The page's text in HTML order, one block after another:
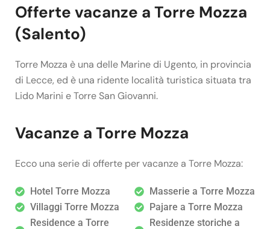
Offerte vacanze a Torre Mozza
(Salento)
Torre Mozza è una delle Marine di Ugento, in provincia
di Lecce, ed è una ridente località turistica situata tra
Lido Marini e Torre San Giovanni.
Vacanze a Torre Mozza
Ecco una serie di offerte per vacanze a Torre Mozza:
Hotel Torre Mozza
Villaggi Torre Mozza
Residence a Torre
Masserie a Torre Mozza
Pajare a Torre Mozza
Residenze storiche a